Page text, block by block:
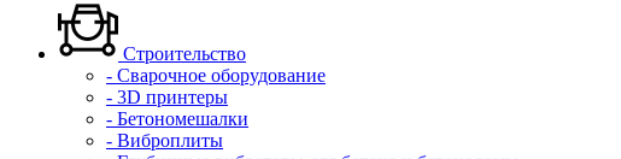
Строительство
- Сварочное оборудование
- 3D принтеры
- Бетономешалки
- Виброплиты